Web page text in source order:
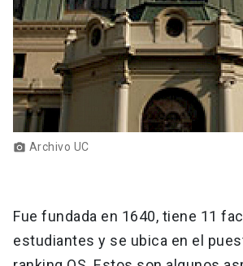
photo_camera Archivo UC
Fue fundada en 1640, tiene 11
estudiantes y se ubica en el